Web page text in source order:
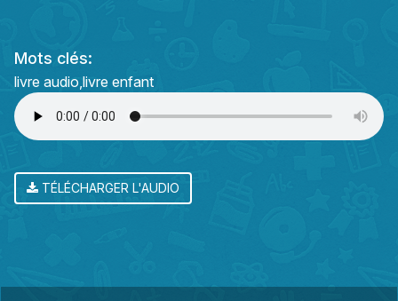
Mots clés:
livre audio livre enfant
TÉLÉCHARGER L'AUDIO